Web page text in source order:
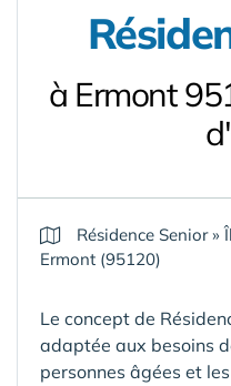
à Ermont
Résidence Senior»
Ermont (95120)
Le concept de
adaptée aux besoins
personnes âgées et